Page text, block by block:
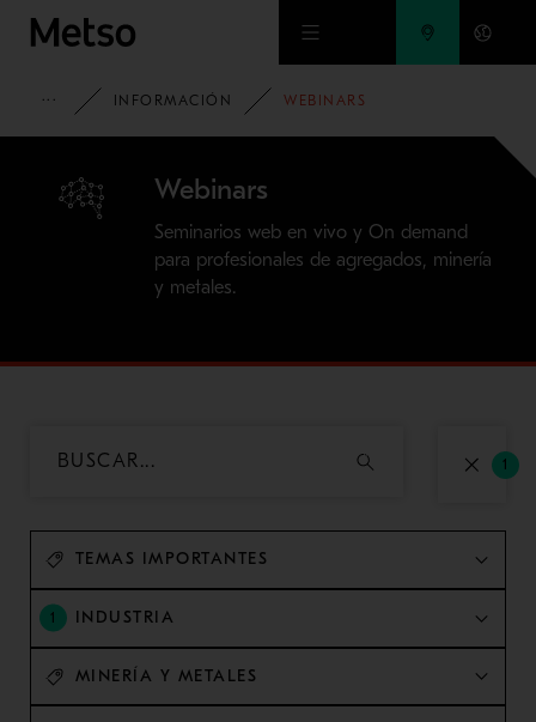
Ir al contenido principal
HOME
INFORMACIÓN WEBINARS
Webinars
Seminarios web en vivo y On demand
para profesionales de agregados, minería
y metales.
1
TEMAS IMPORTANTES
1 INDUSTRIA
MINERÍA Y METALES